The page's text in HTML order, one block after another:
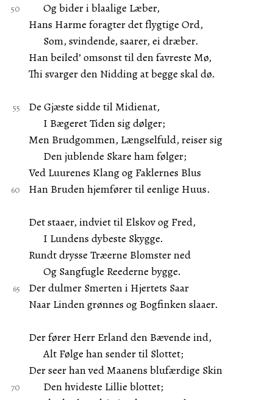
Og bider i blaalige Læber,
Hans Harme foragter det flygtige Ord,
Som, svindende, saarer, ei dræber.
Han beiled’ omsonst til den favreste Mø,
Thi svarger den Nidding at begge skal dø.
De Gjæste sidde til Midienat,
I Bægeret Tiden sig dølger;
Men Brudgommen, Længselfuld, reiser sig
Den jublende Skare ham følger;
Ved Luurenes Klang og Faklernes Blus
Han Bruden hjemfører til eenlige Huus.
Det staaer, indviet til Elskov og Fred,
I Lundens dybeste Skygge.
Rundt drysse Træerne Blomster ned
Og Sangfugle Reederne bygge.
Der dulmer Smerten i Hjertets Saar
Naar Linden grønnes og Bogfinken slaaer.
Der fører Herr Erland den Bævende ind,
Alt Følge han sender til Slottet;
Der seer han ved Maanens blufærdige Skin
Den hvideste Lillie blottet;